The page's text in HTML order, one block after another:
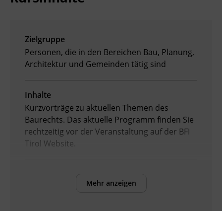
BFI Schwaz
Zielgruppe
Personen, die in den Bereichen Bau, Planung,
Architektur und Gemeinden tätig sind
Inhalte
Kurzvorträge zu aktuellen Themen des
Baurechts. Das aktuelle Programm finden Sie
rechtzeitig vor der Veranstaltung auf der BFI
Tirol Website.
PräsenzunterrichtMehr anzeigen